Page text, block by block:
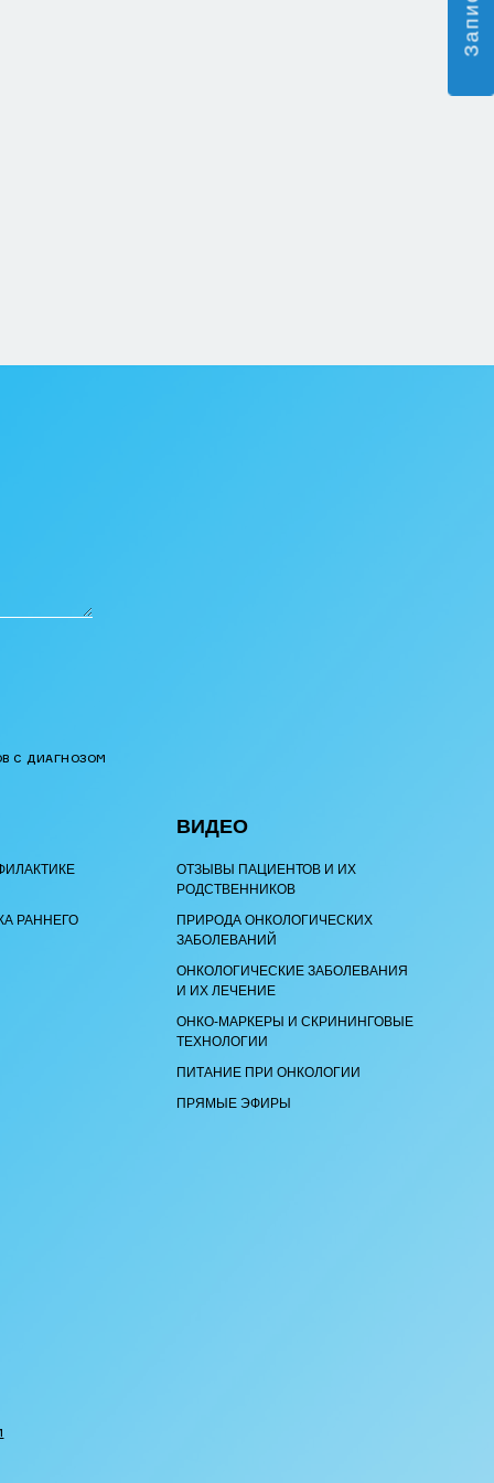
С ДИАГНОЗОМ
РАННЕГО
ВИДЕО
ОТЗЫВЫ ПАЦИЕНТОВ И ИХ
РОДСТВЕННИКОВ
ПРИРОДА ОНКОЛОГИЧЕСКИХ
ЗАБОЛЕВАНИЙ
ОНКОЛОГИЧЕСКИЕ ЗАБОЛЕВАНИЯ
И ИХ ЛЕЧЕНИЕ
ОНКО-МАРКЕРЫ И СКРИНИНГОВЫЕ
ТЕХНОЛОГИИ
ПИТАНИЕ ПРИ ОНКОЛОГИИ
ПРЯМЫЕ ЭФИРЫ